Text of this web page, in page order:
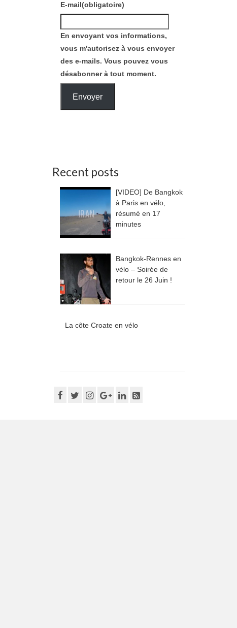
E-mail(obligatoire)
En envoyant vos informations,
vous m'autorisez à vous envoyer
des e-mails. Vous pouvez vous
désabonner à tout moment.
Envoyer
Recent posts
[VIDEO] De Bangkok
à Paris en vélo,
résumé en 17
minutes
Bangkok-Rennes en
vélo – Soirée de
retour le 26 Juin !
La côte Croate en vélo